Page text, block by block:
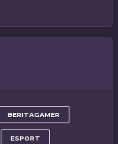
BERITAGAMER
ESPORT